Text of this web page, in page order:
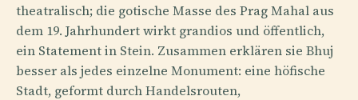
theatralisch; die gotische Masse des Prag Mahal aus
dem 19. Jahrhundert wirkt grandios und öffentlich,
ein Statement in Stein. Zusammen erklären sie Bhuj
besser als jedes einzelne Monument: eine höfische
Stadt, geformt durch Handelsrouten,